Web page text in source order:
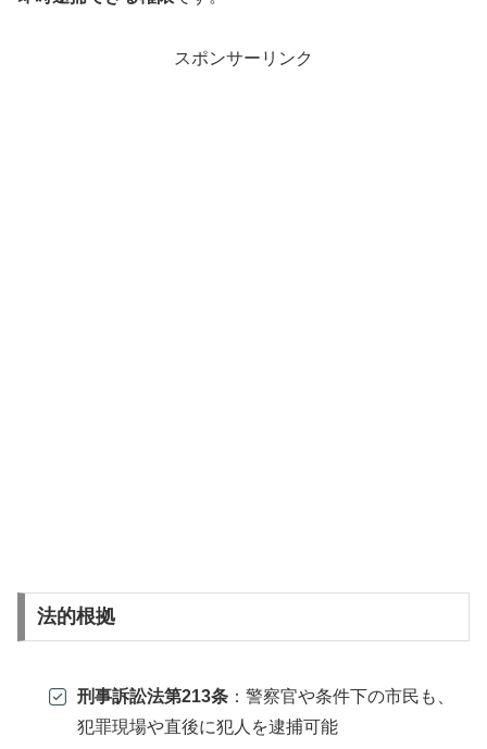
スポンサーリンク
法的根拠
刑事訴訟法第213条：警察官や条件下の市民も、
犯罪現場や直後に犯人を逮捕可能